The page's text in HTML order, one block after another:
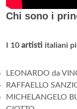
Chi sono i
I 10 artisti italiani
LEONARDO da
RAFFAELLO
MICHELANGELO